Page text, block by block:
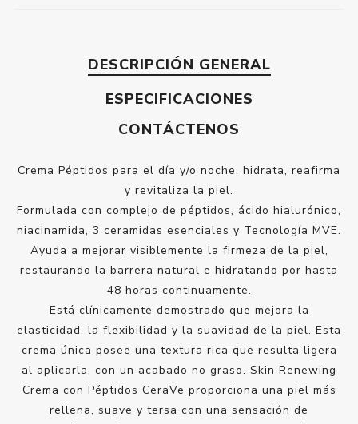
DESCRIPCIÓN GENERAL
ESPECIFICACIONES
CONTÁCTENOS
Crema Péptidos para el día y/o noche, hidrata, reafirma
y revitaliza la piel.
Formulada con complejo de péptidos, ácido hialurónico,
niacinamida, 3 ceramidas esenciales y Tecnología MVE.
Ayuda a mejorar visiblemente la firmeza de la piel,
restaurando la barrera natural e hidratando por hasta
48 horas continuamente.
Está clínicamente demostrado que mejora la
elasticidad, la flexibilidad y la suavidad de la piel. Esta
crema única posee una textura rica que resulta ligera
al aplicarla, con un acabado no graso. Skin Renewing
Crema con Péptidos CeraVe proporciona una piel más
rellena, suave y tersa con una sensación de